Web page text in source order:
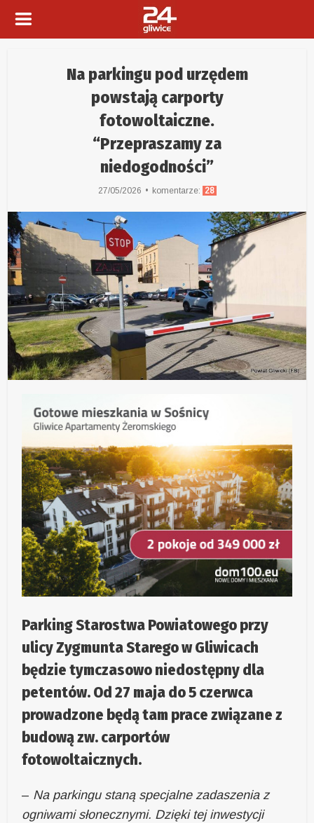
Na parkingu pod urzędem
powstają carporty
fotowoltaiczne.
“Przepraszamy za
niedogodności”
27/05/2026 komentarze: 28
Parking Starostwa Powiatowego przy
ulicy Zygmunta Starego w Gliwicach
będzie tymczasowo niedostępny dla
petentów. Od 27 maja do 5 czerwca
prowadzone będą tam prace związane z
budową zw. carportów
fotowoltaicznych.
– Na parkingu staną specjalne zadaszenia z
ogniwami słonecznymi. Dzięki tej inwestycji